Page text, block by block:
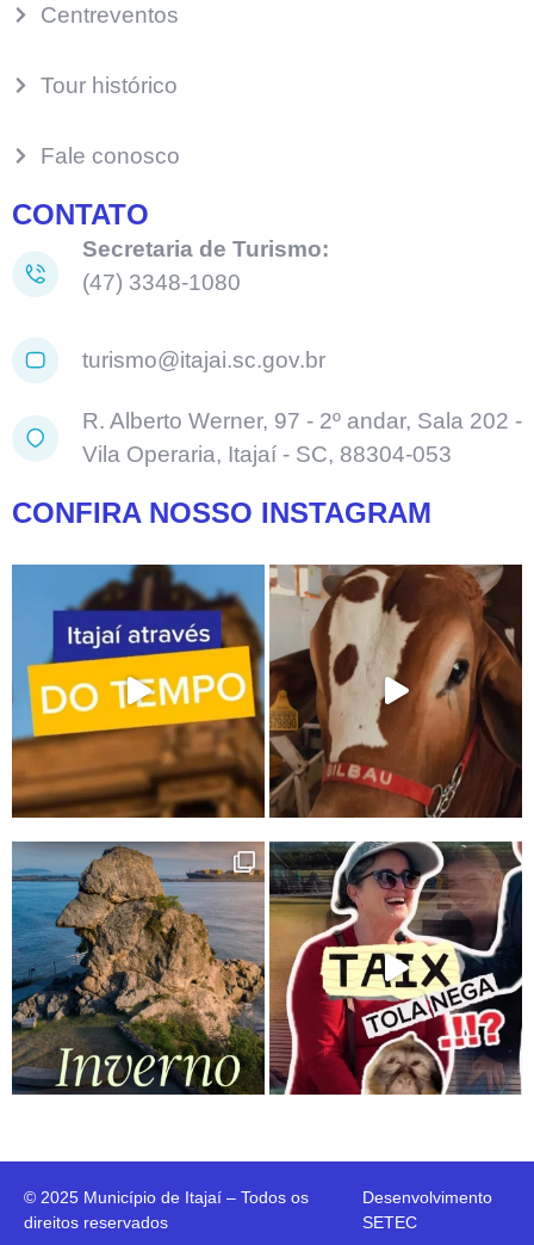
Centreventos
Tour histórico
Fale conosco
CONTATO
Secretaria de Turismo:
(47) 3348-1080
turismo@itajai.sc.gov.br
R. Alberto Werner, 97 - 2º andar, Sala 202 -
Vila Operaria, Itajaí - SC, 88304-053
CONFIRA NOSSO INSTAGRAM
© 2025 Município de Itajaí – Todos os
direitos reservados
Desenvolvimento
SETEC